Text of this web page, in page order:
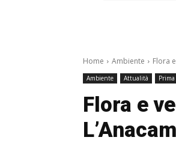
Home Ambiente Flora
Ambiente Attualità
Flora e